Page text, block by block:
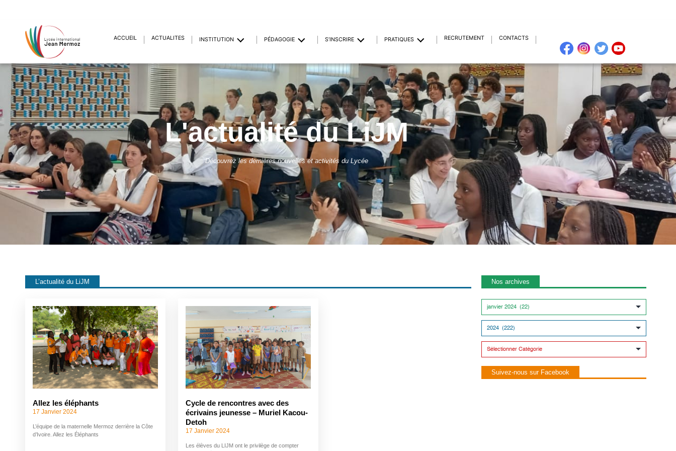
ACCUEIL ACTUALITÉS INSTITUTION PÉDAGOGIE S’INSCRIRE PRATIQUES RECRUTEMENT CONTACTS
L'actualité du LiJM
Découvrez les dernières nouvelles et activités du Lycée
L’actualité du LiJM
Allez les éléphants
17 Janvier 2024
L’équipe de la maternelle Mermoz derrière la Côte
d’Ivoire. Allez les Éléphants
Cycle de rencontres avec des
écrivains jeunesse – Muriel Kacou-
Detoh
17 Janvier 2024
Les élèves du LIJM ont le privilège de compter
Nos archives
Suivez-nous sur Facebook